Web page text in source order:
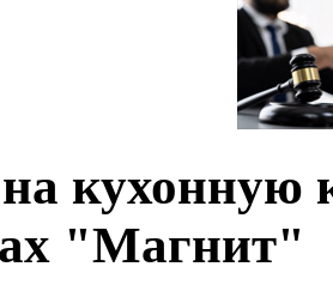
кухонную
"Магнит"